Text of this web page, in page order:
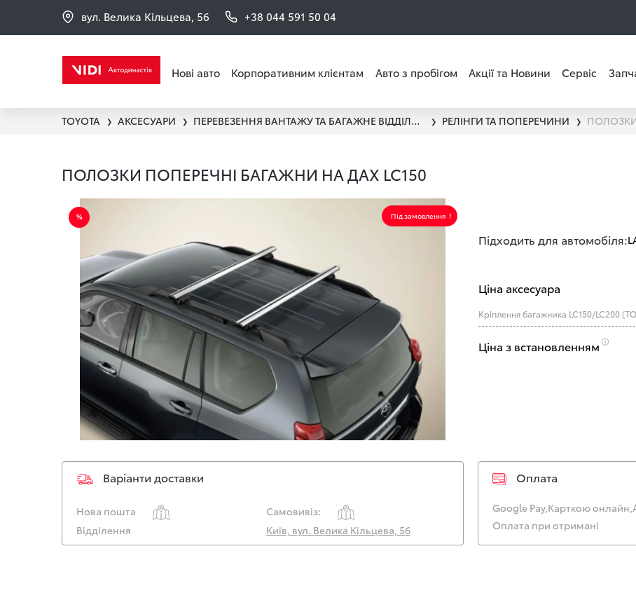
вул. Велика Кільцева, 56 +38 044 591 50 04
Нові авто Корпоративним клієнтам Авто з пробігом Акції та Новини Сервіс
TOYOTA ❯ АКСЕСУАРИ ❯ ПЕРЕВЕЗЕННЯ ВАНТАЖУ ТА БАГАЖНЕ ВІДДІЛЕННЯ ❯ РЕЛІНГИ ТА ПОПЕРЕЧИНИ ❯ ПОЛОЗКИ
ПОЛОЗКИ ПОПЕРЕЧНІ БАГАЖНИ НА ДАХ LC150
Під замовлення
Підходить для автомобіля:
Ціна аксесуара
Кріплення багажника LC150/LC200
Ціна з встановленням
Варіанти доставки
Нова пошта
Самовивіз:
Відділення
Київ, вул. Велика Кільцева, 56
Оплата
Google Pay,Карткою онлайн,
Оплата при отримані